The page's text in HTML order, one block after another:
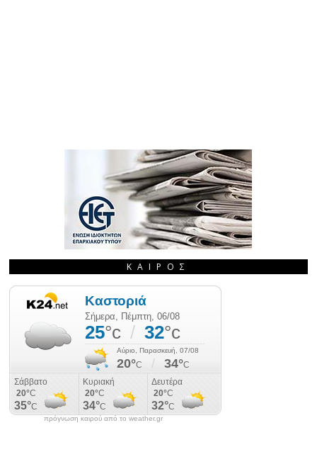
ΚΑΙΡΌΣ
πρόγνωση καιρού από το weather.gr